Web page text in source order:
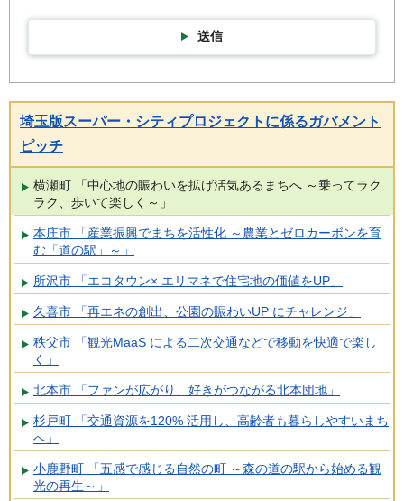
送信
埼玉版スーパー・シティプロジェクトに係るガバメント
ピッチ
横瀬町 「中心地の賑わいを拡げ活気あるまちへ ～乗ってラク
ラク、歩いて楽しく～」
本庄市 「産業振興でまちを活性化 ～農業とゼロカーボンを育
む「道の駅」～」
所沢市 「エコタウン× エリマネで住宅地の価値をUP」
久喜市 「再エネの創出、公園の賑わいUP にチャレンジ」
秩父市 「観光MaaS による二次交通などで移動を快適で楽し
く」
北本市 「ファンが広がり、好きがつながる北本団地」
杉戸町 「交通資源を120% 活用し、高齢者も暮らしやすいまち
へ」
小鹿野町 「五感で感じる自然の町 ～森の道の駅から始める観
光の再生～」